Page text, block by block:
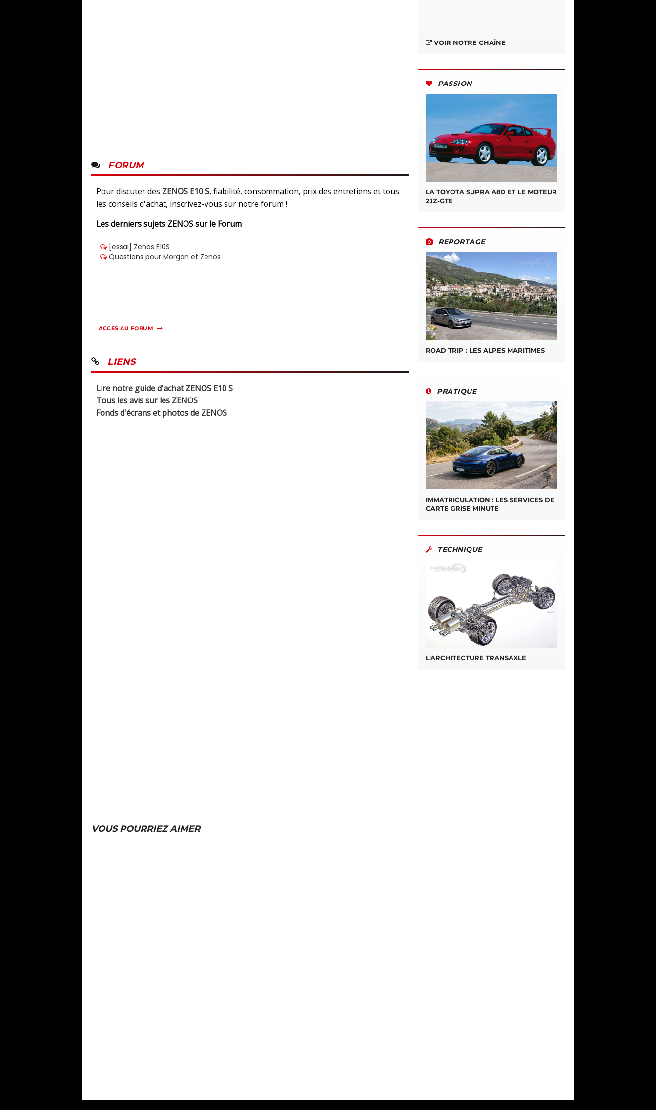
FORUM
Pour discuter des ZENOS E10 S, fiabilité, consommation, prix des entretiens et tous
les conseils d'achat, inscrivez-vous sur notre forum !
Les derniers sujets ZENOS sur le Forum
ACCES AU FORUM
LIENS
Lire notre guide d'achat ZENOS E10 S
Tous les avis sur les ZENOS
Fonds d'écrans et photos de ZENOS
VOIR NOTRE CHAÎNE
PASSION
LA TOYOTA SUPRA A80 ET LE MOTEUR
2JZ-GTE
REPORTAGE
ROAD TRIP : LES ALPES MARITIMES
PRATIQUE
IMMATRICULATION : LES SERVICES DE
CARTE GRISE MINUTE
TECHNIQUE
L'ARCHITECTURE TRANSAXLE
VOUS POURRIEZ AIMER